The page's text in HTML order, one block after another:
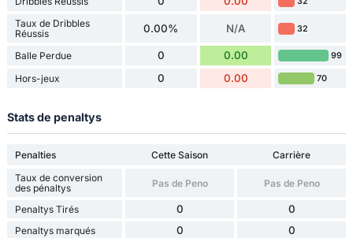
Taux de Dribbles
Réussis
0.00% N/A 32
Balle Perdue 0 0.00 99
Hors-jeux 0 0.00 70
Stats de penaltys
Penalties Cette Saison
Carrière
Taux de conversion
des pénaltys
Pas de Peno Pas de Peno
Penaltys Tirés 0 0
Penaltys marqués 0 0